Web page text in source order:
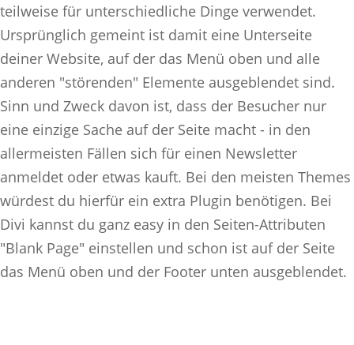
teilweise für unterschiedliche Dinge verwendet.
Ursprünglich gemeint ist damit eine Unterseite
deiner Website, auf der das Menü oben und alle
anderen "störenden" Elemente ausgeblendet sind.
Sinn und Zweck davon ist, dass der Besucher nur
eine einzige Sache auf der Seite macht - in den
allermeisten Fällen sich für einen Newsletter
anmeldet oder etwas kauft. Bei den meisten Themes
würdest du hierfür ein extra Plugin benötigen. Bei
Divi kannst du ganz easy in den Seiten-Attributen
"Blank Page" einstellen und schon ist auf der Seite
das Menü oben und der Footer unten ausgeblendet.